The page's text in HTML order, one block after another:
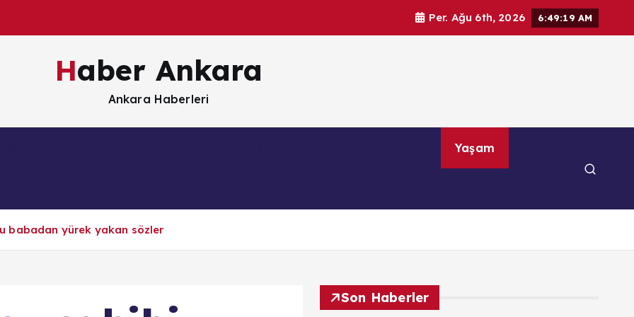
Per. Ağu 6th, 2026 6:49:21 AM
Haber Ankara
Ankara Haberleri
Yaşam
babadan yürek yakan sözler
Son Haberler